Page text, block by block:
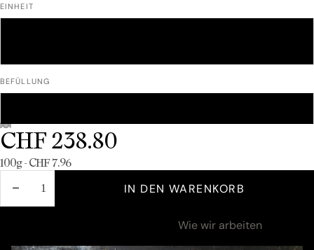
EINHEIT
BEFÜLLUNG
CHF 238.80
Grundpreis
100g - CHF 7.96
MENGE
IN DEN WARENKORB
Wie wir arbeiten